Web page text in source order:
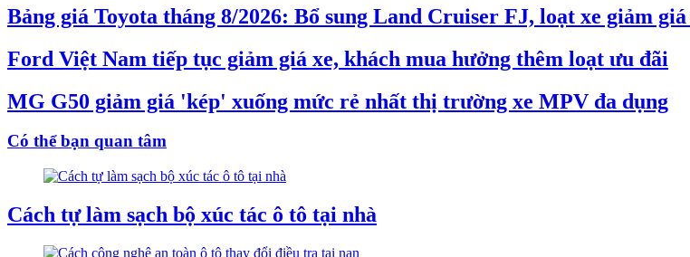
Bảng giá Toyota tháng 8/2026: Bổ sung Land Cruiser FJ, loạt xe giảm
Ford Việt Nam tiếp tục giảm giá xe, khách mua hưởng thêm loạt ưu đãi
MG G50 giảm giá 'kép' xuống mức rẻ nhất thị trường xe MPV đa dụng
Có thể bạn quan tâm
Cách tự làm sạch bộ xúc tác ô tô tại nhà